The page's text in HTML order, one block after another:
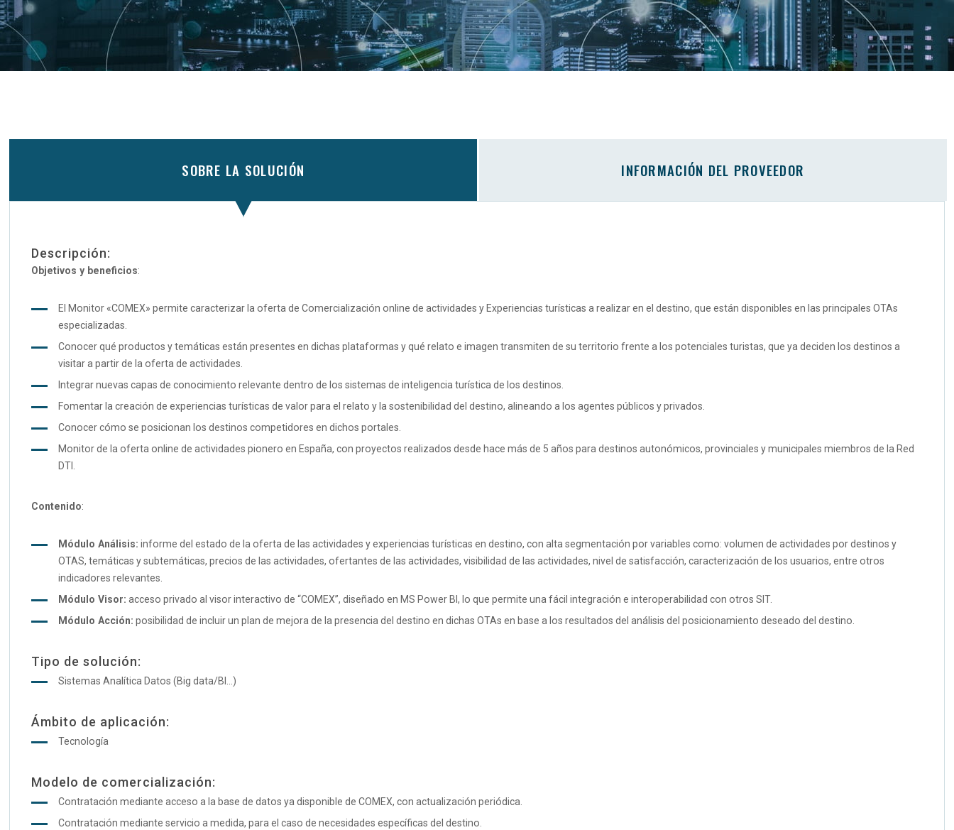
SOBRE LA SOLUCIÓN INFORMACIÓN DEL PROVEEDOR
Descripción:
Objetivos y beneficios:
El Monitor «COMEX» permite caracterizar la oferta de Comercialización online de actividades y Experiencias turísticas a realizar en el destino, que están disponibles en las principales OTAs
especializadas.
Conocer qué productos y temáticas están presentes en dichas plataformas y qué relato e imagen transmiten de su territorio frente a los potenciales turistas, que ya deciden los destinos a
visitar a partir de la oferta de actividades.
Integrar nuevas capas de conocimiento relevante dentro de los sistemas de inteligencia turística de los destinos.
Fomentar la creación de experiencias turísticas de valor para el relato y la sostenibilidad del destino, alineando a los agentes públicos y privados.
Conocer cómo se posicionan los destinos competidores en dichos portales.
Monitor de la oferta online de actividades pionero en España, con proyectos realizados desde hace más de 5 años para destinos autonómicos, provinciales y municipales miembros de la Red
DTI.
Contenido:
Módulo Análisis: informe del estado de la oferta de las actividades y experiencias turísticas en destino, con alta segmentación por variables como: volumen de actividades por destinos y
OTAS, temáticas y subtemáticas, precios de las actividades, ofertantes de las actividades, visibilidad de las actividades, nivel de satisfacción, caracterización de los usuarios, entre otros
indicadores relevantes.
Módulo Visor: acceso privado al visor interactivo de “COMEX”, diseñado en MS Power BI, lo que permite una fácil integración e interoperabilidad con otros SIT.
Módulo Acción: posibilidad de incluir un plan de mejora de la presencia del destino en dichas OTAs en base a los resultados del análisis del posicionamiento deseado del destino.
Tipo de solución:
Sistemas Analítica Datos (Big data/BI...)
Ámbito de aplicación:
Tecnología
Modelo de comercialización:
Contratación mediante acceso a la base de datos ya disponible de COMEX, con actualización periódica.
Contratación mediante servicio a medida, para el caso de necesidades específicas del destino.